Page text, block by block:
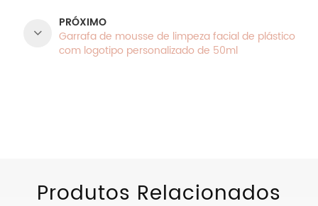
PRÓXIMO
Garrafa de mousse de limpeza facial de plástico
com logotipo personalizado de 50ml
Produtos Relacionados